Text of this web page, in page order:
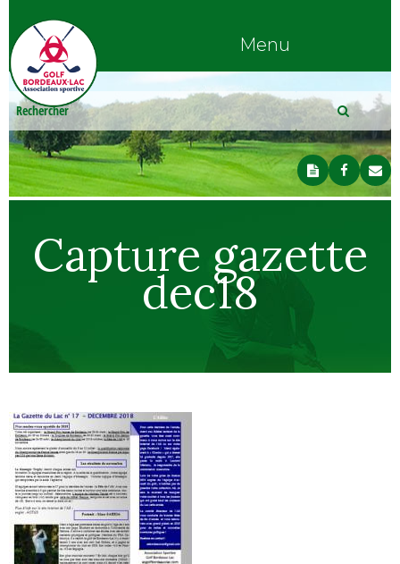
Menu
Capture gazette
dec18